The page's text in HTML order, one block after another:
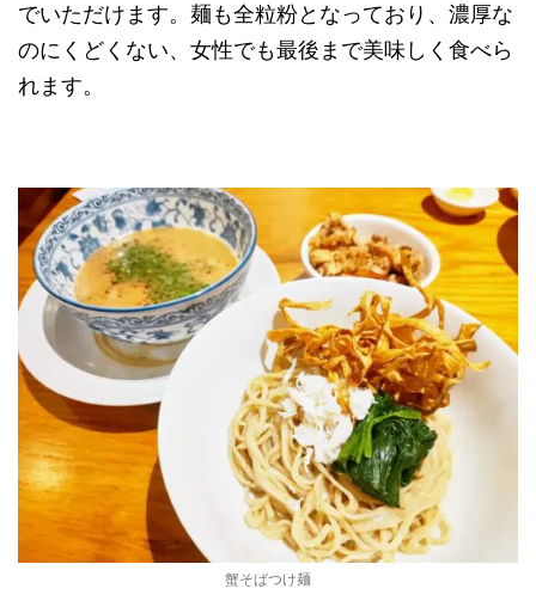
でいただけます。麺も全粒粉となっており、濃厚な
のにくどくない、女性でも最後まで美味しく食べら
れます。
蟹そばつけ麺